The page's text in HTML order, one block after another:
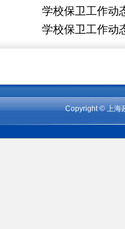
学校保卫工作动
学校保卫工作动
Copyright©上海